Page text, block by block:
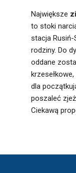
Największe
to stoki
stacja Rusiń-
rodziny. Do
oddane
dla
poszaleć
Ciekawą